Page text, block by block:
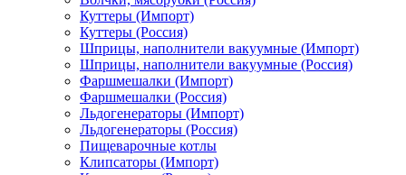
Куттеры (Импорт)
Куттеры (Россия)
Шприцы, наполнители вакуумные (Импорт)
Шприцы, наполнители вакуумные (Россия)
Фаршмешалки (Импорт)
Фаршмешалки (Россия)
Льдогенераторы (Импорт)
Льдогенераторы (Россия)
Пищеварочные котлы
Клипсаторы (Импорт)